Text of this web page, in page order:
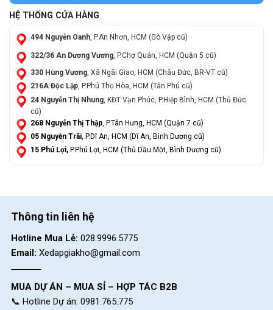
HỆ THỐNG CỬA HÀNG
494 Nguyễn Oanh, P.An Nhơn, HCM (Gò Vập cũ)
322/36 An Dương Vương, P.Chợ Quán, HCM (Quận 5 cũ)
330 Hùng Vương, Xã Ngãi Giao, HCM (Châu Đức, BR-VT cũ)
216A Độc Lập, P.Phú Thọ Hòa, HCM (Tân Phú cũ)
24 Nguyễn Thị Nhung , KĐT Vạn Phúc, P.Hiệp Bình, HCM (Thủ Đức
cũ)
268 Nguyễn Thị Thập , P.Tân Hưng, HCM (Quận 7 cũ)
05 Nguyễn Trãi, P.Dĩ An, HCM (Dĩ An, Bình Dương cũ)
15 Phú Lợi, P.Phú Lợi, HCM (Thủ Dầu Một, Bình Dương cũ)
Thông tin liên hệ
Hotline Mua Lẻ: 028.9996.5775
Email: Xedapgiakho@gmail.com
MUA DỰ ÁN – MUA SỈ – HỢP TÁC B2B
📞 Hotline Dự án: 0981.765.775